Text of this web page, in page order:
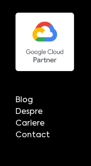
Blog
Despre
Cariere
Contact